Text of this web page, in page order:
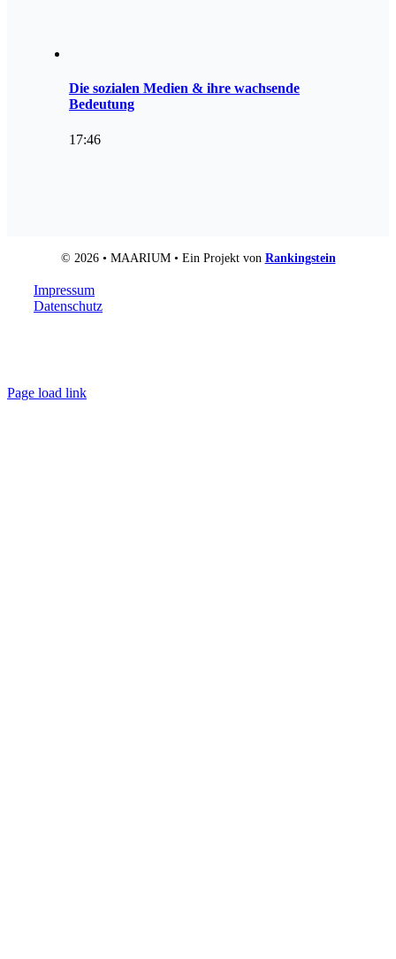
Die sozialen Medien & ihre wachsende
Bedeutung
17:46
© 2026 • MAARIUM • Ein Projekt von Rankingstein
Impressum
Datenschutz
Page load link